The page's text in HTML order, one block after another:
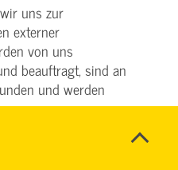
uns zur
externer
von uns
beauftragt, sind an
und werden
Ihre
an Dritte